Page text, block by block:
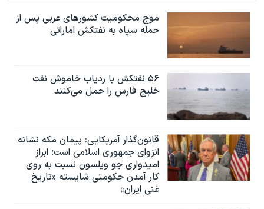
موج محکومیت کشورهای عربی پس از
حمله سپاه به نفتکش اماراتی
۵۶ نفتکش با ردیاب خاموش نفت
خلیج فارس را حمل می‌کنند
قانون‌گذار آمریکایی: پیمان مکه نشانه
انزوای جمهوری اسلامی است؛ ابراز
امیدواری جو ویلسون نسبت به روی
کار آمدن حکومتی شایسته «تاریخ
غنی ایران»